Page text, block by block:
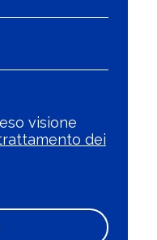
visione
dei